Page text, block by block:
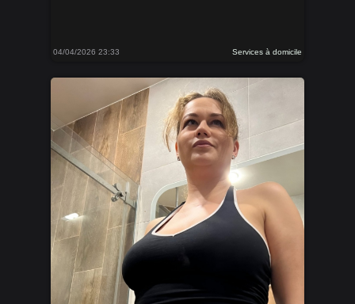
04/04/2026 23:33 Services à domicile